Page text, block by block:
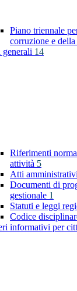
Piano triennale
corruzione e
14
Riferimenti
attività 5
Atti
Documenti di
gestionale 1
Statuti e leggi
Codice
informativi per